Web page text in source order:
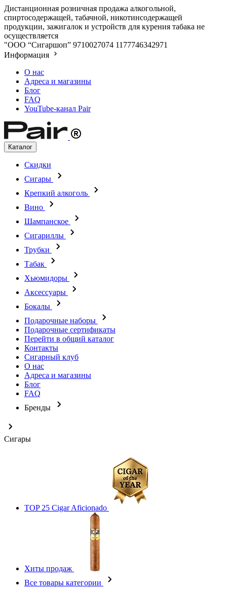
Дистанционная розничная продажа алкогольной,
спиртосодержащей, табачной, никотинсодержащей
продукции, зажигалок и устройств для курения табака не
осуществляется
"ООО “Сигаршоп” 9710027074 1177746342971
Информация
О нас
Адреса и магазины
Блог
FAQ
YouTube-канал Pair
Каталог
Скидки
Сигары
Крепкий алкоголь
Вино
Шампанское
Сигариллы
Трубки
Табак
Хьюмидоры
Аксессуары
Бокалы
Подарочные наборы
Подарочные сертификаты
Перейти в общий каталог
Контакты
Сигарный клуб
О нас
Адреса и магазины
Блог
FAQ
Бренды
Сигары
TOP 25 Cigar Aficionado
Хиты продаж
Все товары категории